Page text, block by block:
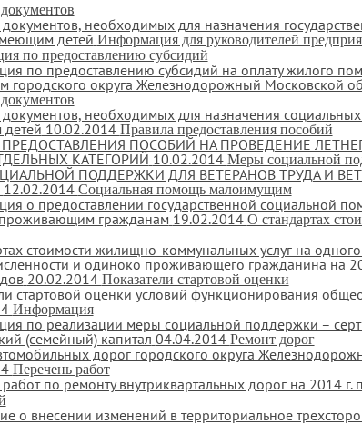
необходимых для назначения
детей Информация для руководителей
по предоставлению субсидий
по предоставлению субсидий на оплату жилого
городского округа Железнодорожный Московской
необходимых для назначения
10.02.2014 Правила предоставления пособий
ПРЕДОСТАВЛЕНИЯ ПОСОБИЙ НА ПРОВЕДЕНИЕ
КАТЕГОРИЙ 10.02.2014 Меры социальной
ПОДДЕРЖКИ ДЛЯ ВЕТЕРАНОВ ТРУДА И
12.02.2014 Социальная помощь малоимущим
о предоставлении государственной социальной
гражданам 19.02.2014 О стандартах
стоимости жилищно-коммунальных услуг на
и одиноко проживающего гражданина на
20.02.2014 Показатели стартовой оценки
стартовой оценки условий функционирования
Информация
по реализации меры социальной поддержки –
(семейный) капитал 04.04.2014 Ремонт дорог
дорог городского округа
Перечень работ
по ремонту внутриквартальных дорог на 2014
о внесении изменений в территориальное